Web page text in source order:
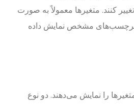
کنند. متغیرها معمولاً به صورت
برچسب‌های مشخص نمایش داده
را نمایش می‌دهند. دو نوع